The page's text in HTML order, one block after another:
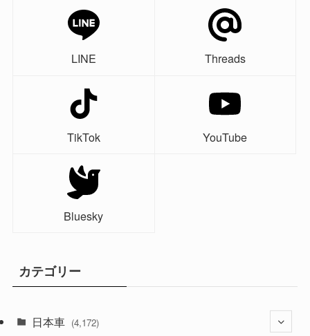
LINE Threads
TikTok YouTube
Bluesky
カテゴリー
日本車 (4,172)